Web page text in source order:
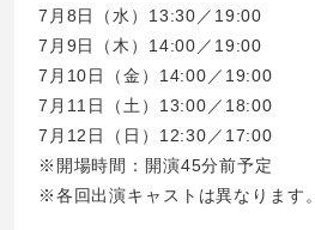
7月8日（水）13:30／19:00
7月9日（木）14:00／19:00
7月10日（金）14:00／19:00
7月11日（土）13:00／18:00
7月12日（日）12:30／17:00
※開場時間：開演45分前予定
※各回出演キャストは異なります。